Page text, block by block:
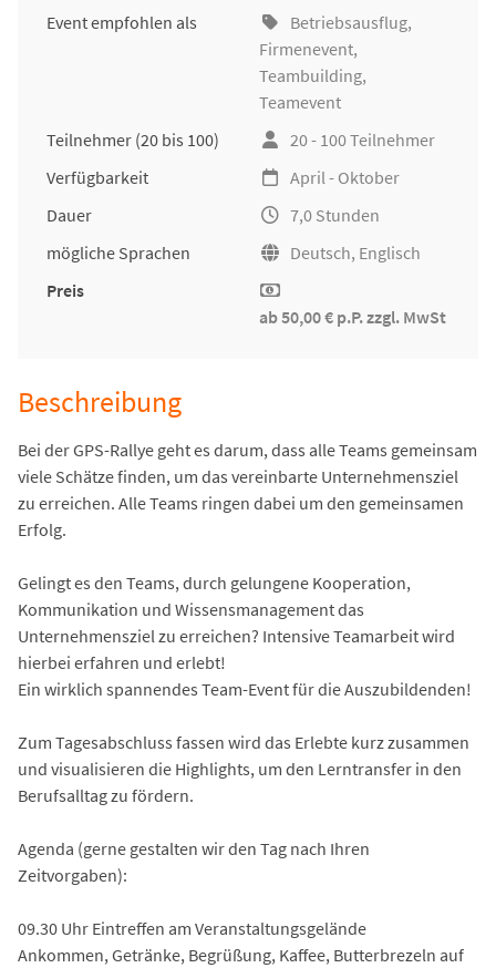
Event empfohlen als
Betriebsausflug,
Firmenevent,
Teambuilding,
Teamevent
Teilnehmer (20 bis 100)
20 - 100 Teilnehmer
Verfügbarkeit
April - Oktober
Dauer
7,0 Stunden
mögliche Sprachen
Deutsch, Englisch
Preis
ab 50,00 € p.P. zzgl. MwSt
Beschreibung
Bei der GPS-Rallye geht es darum, dass alle Teams gemeinsam
viele Schätze finden, um das vereinbarte Unternehmensziel
zu erreichen. Alle Teams ringen dabei um den gemeinsamen
Erfolg.
Gelingt es den Teams, durch gelungene Kooperation,
Kommunikation und Wissensmanagement das
Unternehmensziel zu erreichen? Intensive Teamarbeit wird
hierbei erfahren und erlebt!
Ein wirklich spannendes Team-Event für die Auszubildenden!
Zum Tagesabschluss fassen wird das Erlebte kurz zusammen
und visualisieren die Highlights, um den Lerntransfer in den
Berufsalltag zu fördern.
Agenda (gerne gestalten wir den Tag nach Ihren
Zeitvorgaben):
09.30 Uhr Eintreffen am Veranstaltungsgelände
Ankommen, Getränke, Begrüßung, Kaffee, Butterbrezeln auf